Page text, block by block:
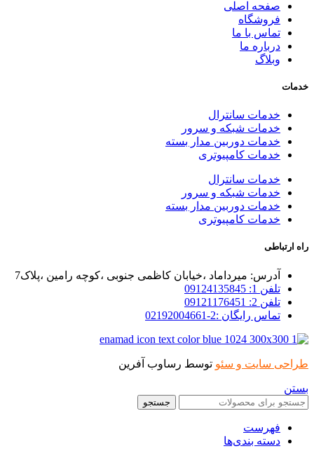
صفحه اصلی
فروشگاه
تماس با ما
درباره ما
وبلاگ
خدمات
خدمات سانترال
خدمات شبکه و سرور
خدمات دوربین مدار بسته
خدمات کامپیوتری
خدمات سانترال
خدمات شبکه و سرور
خدمات دوربین مدار بسته
خدمات کامپیوتری
راه ارتباطی
آدرس: میرداماد ،خیابان کاظمی جنوبی ،کوچه رامین ،پلاک7
تلفن 1: 09124135845
تلفن 2: 09121176451
تماس رایگان :2-02192004661
طراحی سایت و سئو توسط رساوب آفرین
بستن
جستجو
فهرست
دسته بندی‌ها